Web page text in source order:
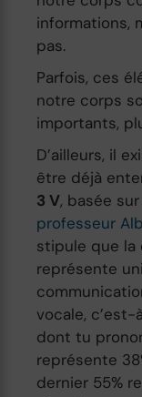
informations,
pas.
Parfois, ces
notre corps
importants,
D’ailleurs, il
être déjà
3 V, basée
professeur
stipule que la
représente
vocale, c’est-
dont tu
représente
dernier 55%